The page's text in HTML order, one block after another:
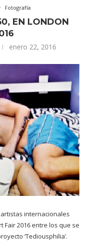
Fotografía
EN LONDON
enero 22, 2016
internacionales
Fair 2016 entre los que se
‘Tediousphilia’.